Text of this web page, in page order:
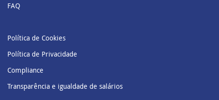
FAQ
Política de Cookies
Política de Privacidade
Compliance
Transparência e igualdade de salários